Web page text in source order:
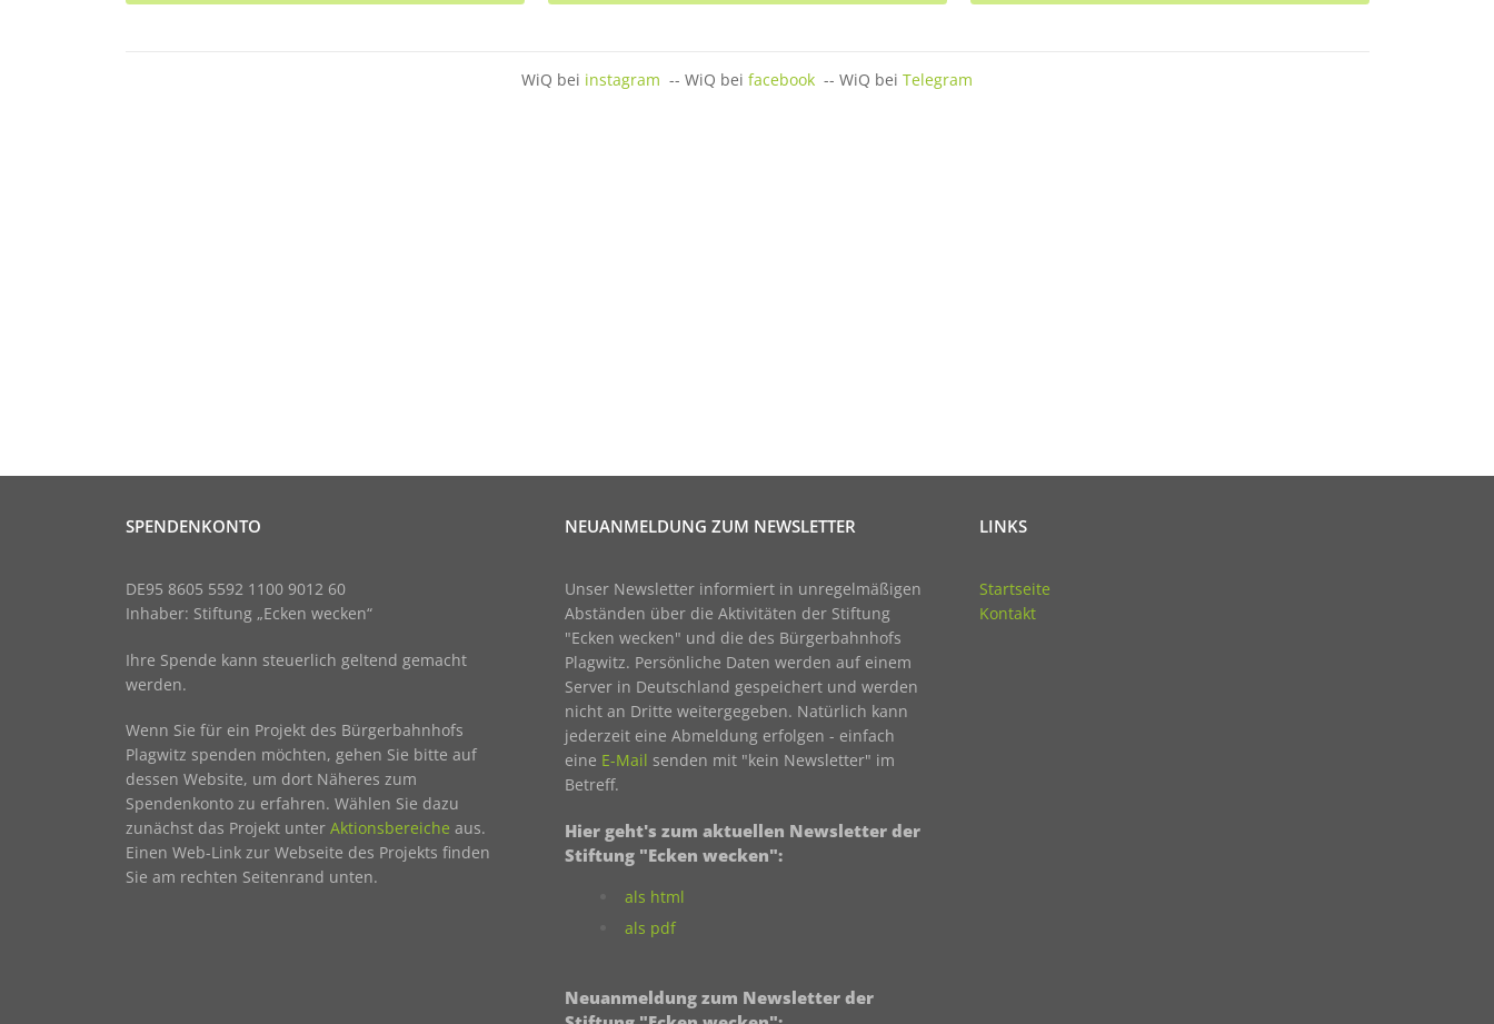
WiQ bei instagram -- WiQ bei facebook -- WiQ bei Telegram
SPENDENKONTO
DE95 8605 5592 1100 9012 60
Inhaber: Stiftung „Ecken wecken“
Ihre Spende kann steuerlich geltend gemacht
werden.
Wenn Sie für ein Projekt des Bürgerbahnhofs
Plagwitz spenden möchten, gehen Sie bitte auf
dessen Website, um dort Näheres zum
Spendenkonto zu erfahren. Wählen Sie dazu
zunächst das Projekt unter Aktionsbereiche aus.
Einen Web-Link zur Webseite des Projekts finden
Sie am rechten Seitenrand unten.
NEUANMELDUNG ZUM NEWSLETTER
Unser Newsletter informiert in unregelmäßigen
Abständen über die Aktivitäten der Stiftung
"Ecken wecken" und die des Bürgerbahnhofs
Plagwitz. Persönliche Daten werden auf einem
Server in Deutschland gespeichert und werden
nicht an Dritte weitergegeben. Natürlich kann
jederzeit eine Abmeldung erfolgen - einfach
eine E-Mail senden mit "kein Newsletter" im
Betreff.
Hier geht's zum aktuellen Newsletter der
Stiftung "Ecken wecken":
als html
als pdf
Neuanmeldung zum Newsletter der
LINKS
Startseite
Kontakt